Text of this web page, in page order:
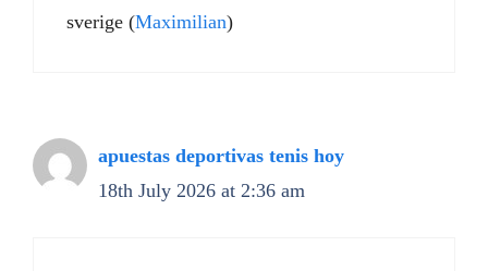
sverige (Maximilian)
apuestas deportivas tenis hoy
18th July 2026 at 2:36 am